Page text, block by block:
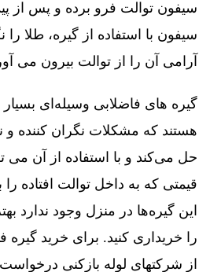
سیفون توالت فرو برده و پس از
سیفون با استفاده از گیره، طلا را
آرامی آن را از توالت بیرون می
گیره های فاضلابی وسیله‌ای
هستند که مشکلات نگران کننده و
حل می‌کند و با استفاده از آن می
قیمتی که به داخل توالت افتاده را
این گیره‌ها در منزل وجود ندارد
را خریداری کنید. برای خرید گیره
از شرکتهای لوله بازکنی درخواست